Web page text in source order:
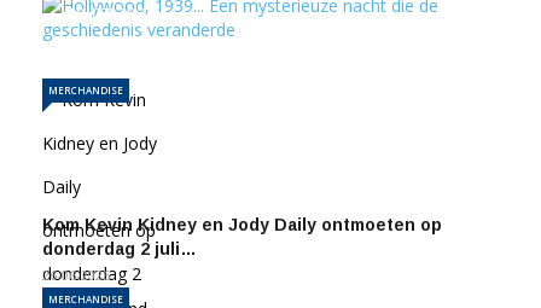
10-07-2026
Kom Kevin Kidney en Jody Daily ontmoeten op
donderdag 2 juli…
MERCHANDISE
26-06-2026
MERCHANDISE